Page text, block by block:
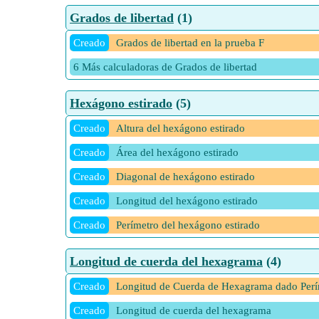
Grados de libertad (1)
Creado Grados de libertad en la prueba F
6 Más calculadoras de Grados de libertad
Hexágono estirado (5)
Creado Altura del hexágono estirado
Creado Área del hexágono estirado
Creado Diagonal de hexágono estirado
Creado Longitud del hexágono estirado
Creado Perímetro del hexágono estirado
Longitud de cuerda del hexagrama (4)
Creado Longitud de Cuerda de Hexagrama dado
Creado Longitud de cuerda del hexagrama